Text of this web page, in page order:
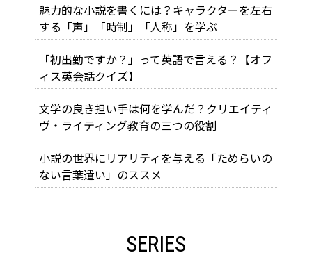
魅力的な小説を書くには？キャラクターを左右
する「声」「時制」「人称」を学ぶ
「初出勤ですか？」って英語で言える？【オフ
ィス英会話クイズ】
文学の良き担い手は何を学んだ？クリエイティ
ヴ・ライティング教育の三つの役割
小説の世界にリアリティを与える「ためらいの
ない言葉遣い」のススメ
SERIES